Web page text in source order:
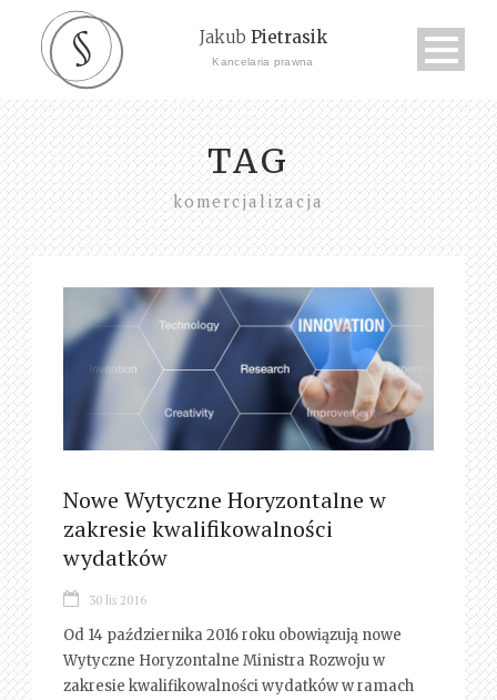
Jakub Pietrasik
Kancelaria prawna
TAG
komercjalizacja
Nowe Wytyczne Horyzontalne w
zakresie kwalifikowalności
wydatków
30 lis 2016
Od 14 października 2016 roku obowiązują nowe
Wytyczne Horyzontalne Ministra Rozwoju w
zakresie kwalifikowalności wydatków w ramach